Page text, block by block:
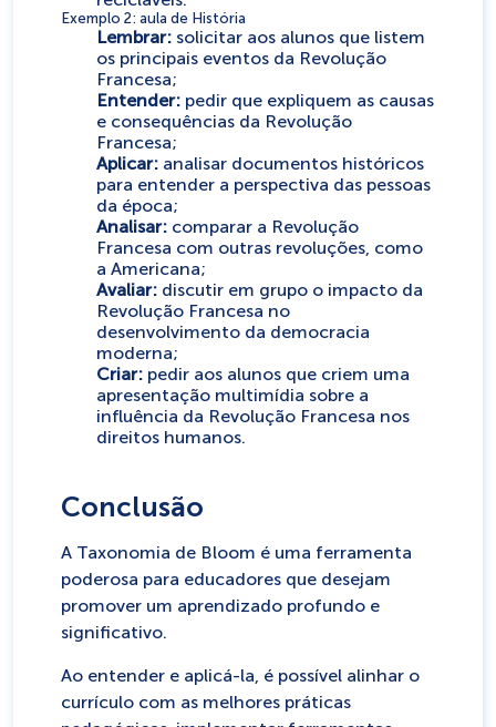
Exemplo 2: aula de História
Lembrar: solicitar aos alunos que listem
os principais eventos da Revolução
Francesa;
Entender: pedir que expliquem as causas
e consequências da Revolução
Francesa;
Aplicar: analisar documentos históricos
para entender a perspectiva das pessoas
da época;
Analisar: comparar a Revolução
Francesa com outras revoluções, como
a Americana;
Avaliar: discutir em grupo o impacto da
Revolução Francesa no
desenvolvimento da democracia
moderna;
Criar: pedir aos alunos que criem uma
apresentação multimídia sobre a
influência da Revolução Francesa nos
direitos humanos.
Conclusão
A Taxonomia de Bloom é uma ferramenta
poderosa para educadores que desejam
promover um aprendizado profundo e
significativo.
Ao entender e aplicá-la, é possível alinhar o
currículo com as melhores práticas